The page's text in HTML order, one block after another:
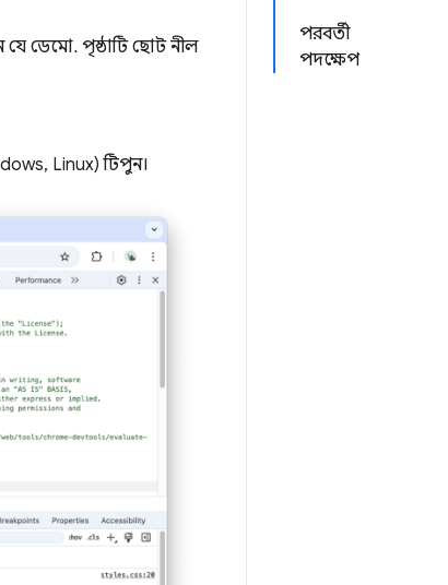
পরবর্তী
পদক্ষেপ
ডেমো. পৃষ্ঠাটি ছোট নীল
Linux) টিপুন।